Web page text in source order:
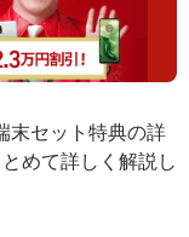
末セット特典の詳
めて詳しく解説し